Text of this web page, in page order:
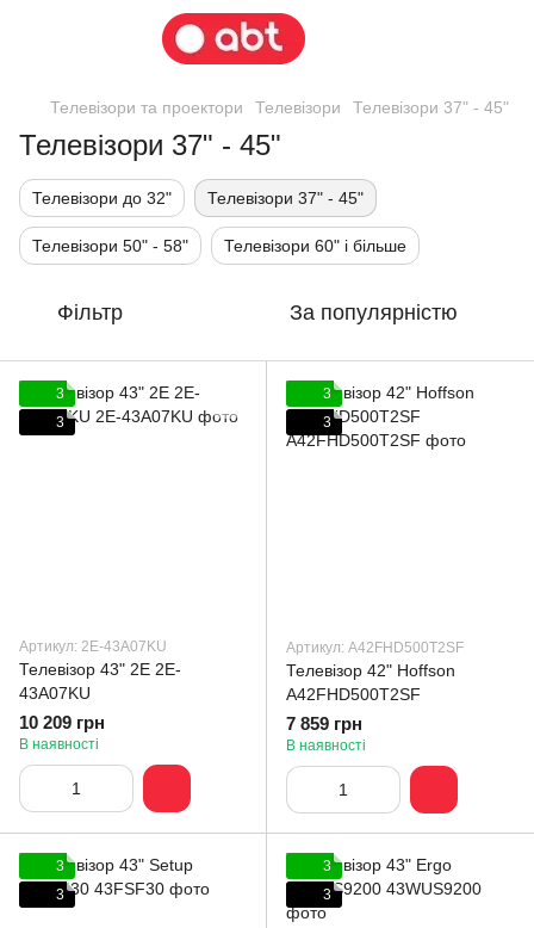
Телевізори та проектори Телевізори Телевізори 37" - 45"
Телевізори 37" - 45"
Телевізори до 32" Телевізори 37" - 45"
Телевізори 50" - 58" Телевізори 60" і більше
Фільтр За популярністю
3
3
Артикул: 2E-43A07KU
Телевізор 43" 2E 2E-
43A07KU
10 209 грн
В наявності
3
3
Артикул: A42FHD500T2SF
Телевізор 42" Hoffson
A42FHD500T2SF
7 859 грн
В наявності
3
3
3
3